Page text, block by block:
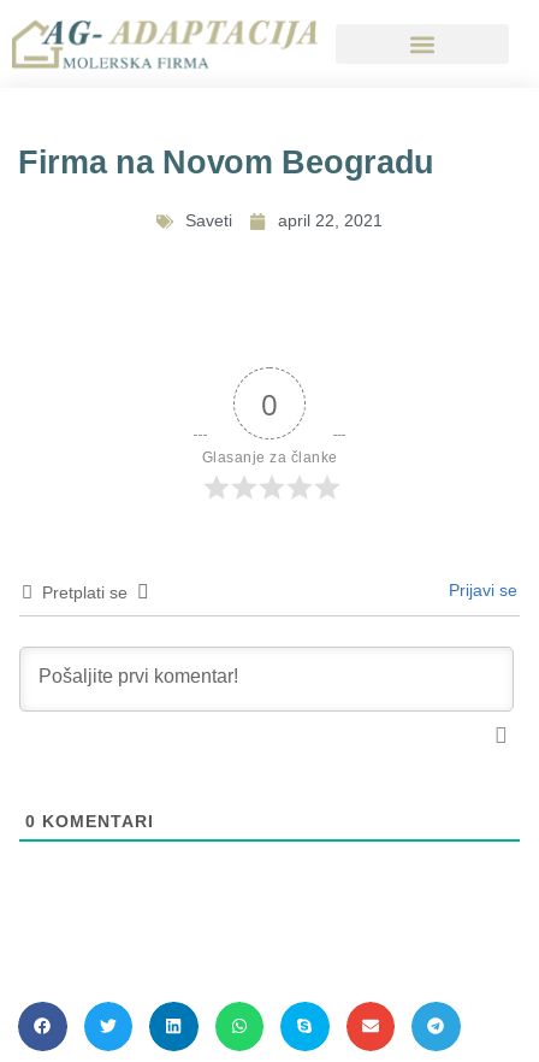
Firma na Novom Beogradu
Saveti april 22, 2021
0
Glasanje za članke
Pretplati se Prijavi se
0 KOMENTARI